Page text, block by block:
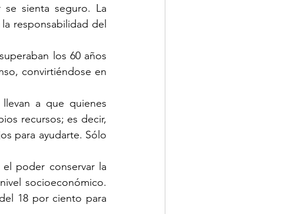
se sienta seguro. La
responsabilidad del
los 60 años
convirtiéndose en
a que quienes
recursos; es decir,
para ayudarte. Sólo
poder conservar la
socioeconómico.
18 por ciento para